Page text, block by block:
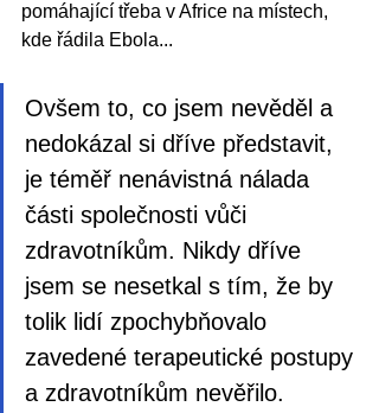
pomáhající třeba v Africe na místech,
kde řádila Ebola...
Ovšem to, co jsem nevěděl a
nedokázal si dříve představit,
je téměř nenávistná nálada
části společnosti vůči
zdravotníkům. Nikdy dříve
jsem se nesetkal s tím, že by
tolik lidí zpochybňovalo
zavedené terapeutické postupy
a zdravotníkům nevěřilo.